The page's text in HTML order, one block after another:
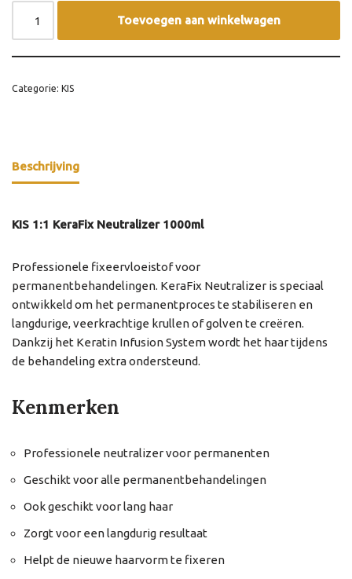
Toevoegen aan winkelwagen
Categorie: KIS
Beschrijving
KIS 1:1 KeraFix Neutralizer 1000ml
Professionele fixeervloeistof voor
permanentbehandelingen. KeraFix Neutralizer is speciaal
ontwikkeld om het permanentproces te stabiliseren en
langdurige, veerkrachtige krullen of golven te creëren.
Dankzij het Keratin Infusion System wordt het haar tijdens
de behandeling extra ondersteund.
Kenmerken
Professionele neutralizer voor permanenten
Geschikt voor alle permanentbehandelingen
Ook geschikt voor lang haar
Zorgt voor een langdurig resultaat
Helpt de nieuwe haarvorm te fixeren